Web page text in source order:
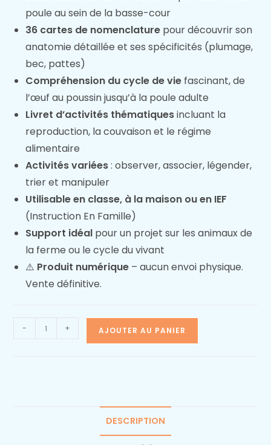
poule au sein de la basse-cour
36 cartes de nomenclature pour découvrir son
anatomie détaillée et ses spécificités (plumage,
bec, pattes)
Compréhension du cycle de vie fascinant, de
l’œuf au poussin jusqu’à la poule adulte
Livret d’activités thématiquesincluant la
reproduction, la couvaison et le régime
alimentaire
Activités variées: observer, associer, légender,
trier et manipuler
Utilisable en classe, à la maison ou en IEF
(Instruction En Famille)
Support idéal pour un projet sur les animaux de
la ferme ou le cycle du vivant
⚠️ Produit numérique – aucun envoi physique.
Vente définitive.
- + AJOUTER AU PANIER
DESCRIPTION